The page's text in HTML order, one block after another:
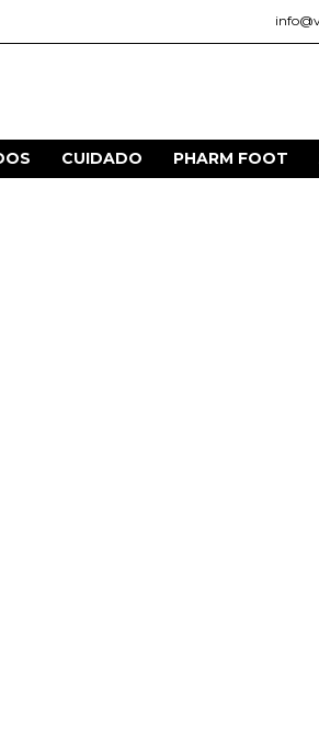
CUIDADO PHARM FOOT